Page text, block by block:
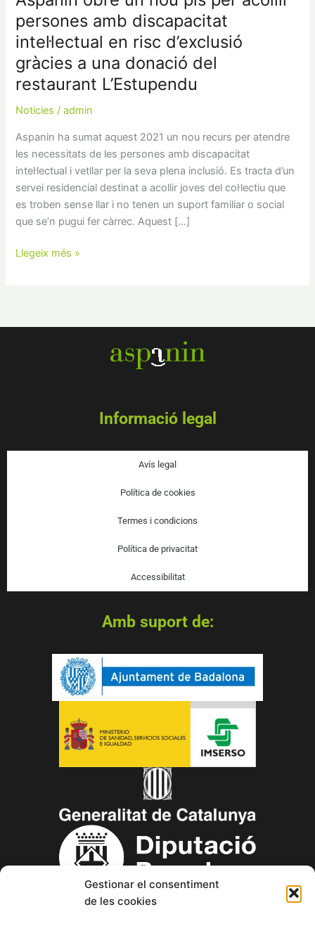
Gestionar el consentiment
de les cookies
persones amb discapacitat
intel·lectual en risc d’exclusió
gràcies a una donació del
restaurant L’Estupendu
Noticies /admin
Aspanin ha sumat aquest 2021 un nou recurs per atendre
les necessitats de les persones amb discapacitat
intel·lectual i vetllar per la seva plena inclusió. Es tracta d’un
servei residencial destinat a acollir joves del col·lectiu que
es troben sense llar i no tenen un suport familiar o social
que se’n pugui fer càrrec. Aquest […]
Llegeix més »
Informació legal
Avís legal
Política de cookies
Termes i condicions
Política de privacitat
Accessibilitat
Amb suport de: